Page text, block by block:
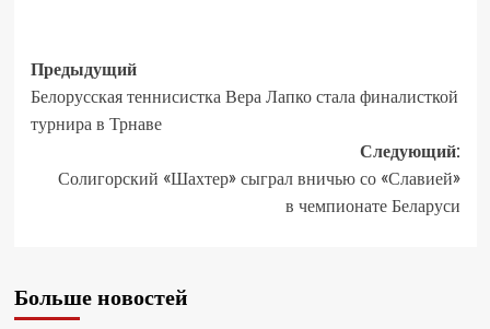
Предыдущий
Белорусская теннисистка Вера Лапко стала финалисткой
турнира в Трнаве
Следующий:
Солигорский «Шахтер» сыграл вничью со «Славией»
в чемпионате Беларуси
Больше новостей